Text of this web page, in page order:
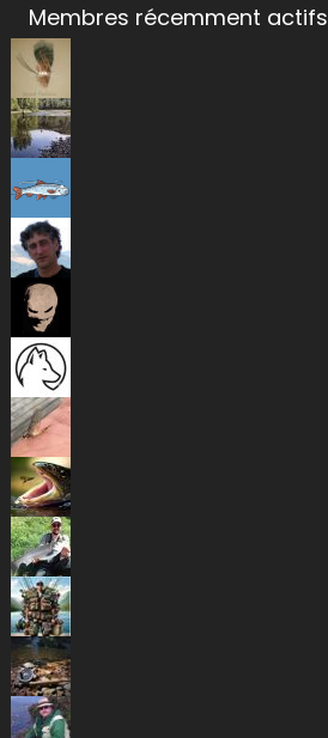
Membres récemment actifs